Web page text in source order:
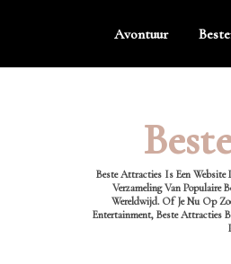
Avontuur
Beste Attracties Is Een Website
Verzameling Van Populaire
Wereldwijd. Of Je Nu Op
Entertainment, Beste Attracties